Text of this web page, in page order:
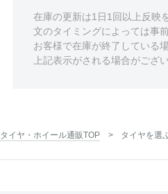
在庫の更新は1日1回以上反映
文のタイミングによっては事
お客様で在庫が終了している
上記表示がされる場合がござ
タイヤ・ホイール通販TOP タイヤを選